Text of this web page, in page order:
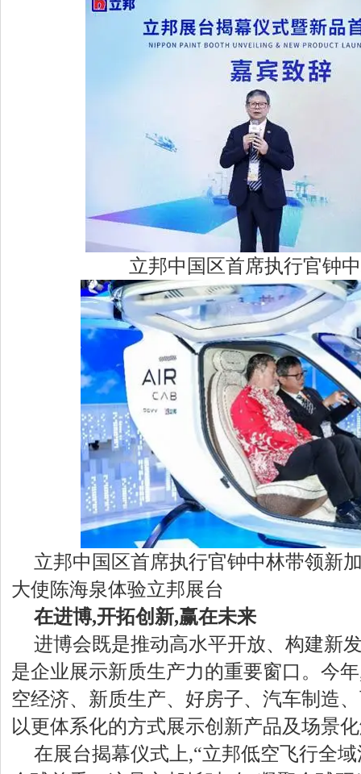
立邦中国区首席执行官钟
立邦中国区首席执行官钟中林带领新
大使陈海泉体验立邦展台
在进博,开拓创新,赢在未来
进博会既是推动高水平开放、构建新
是企业展示新质生产力的重要窗口。今
空经济、新质生产、好房子、汽车制造
以更体系化的方式展示创新产品及场景
在展台揭幕仪式上,“立邦低空飞行全